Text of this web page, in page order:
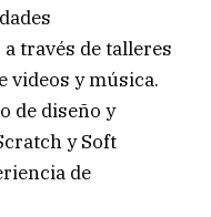
través de talleres
videos y música.
de diseño y
y Soft
de